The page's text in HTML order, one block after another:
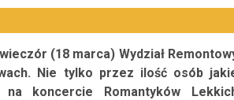
(18 marca) Wydział
Nie tylko przez ilość osób
na koncercie Romantyków